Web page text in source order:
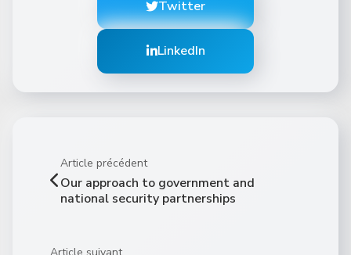
Twitter
LinkedIn
Article précédent
Our approach to government and
national security partnerships